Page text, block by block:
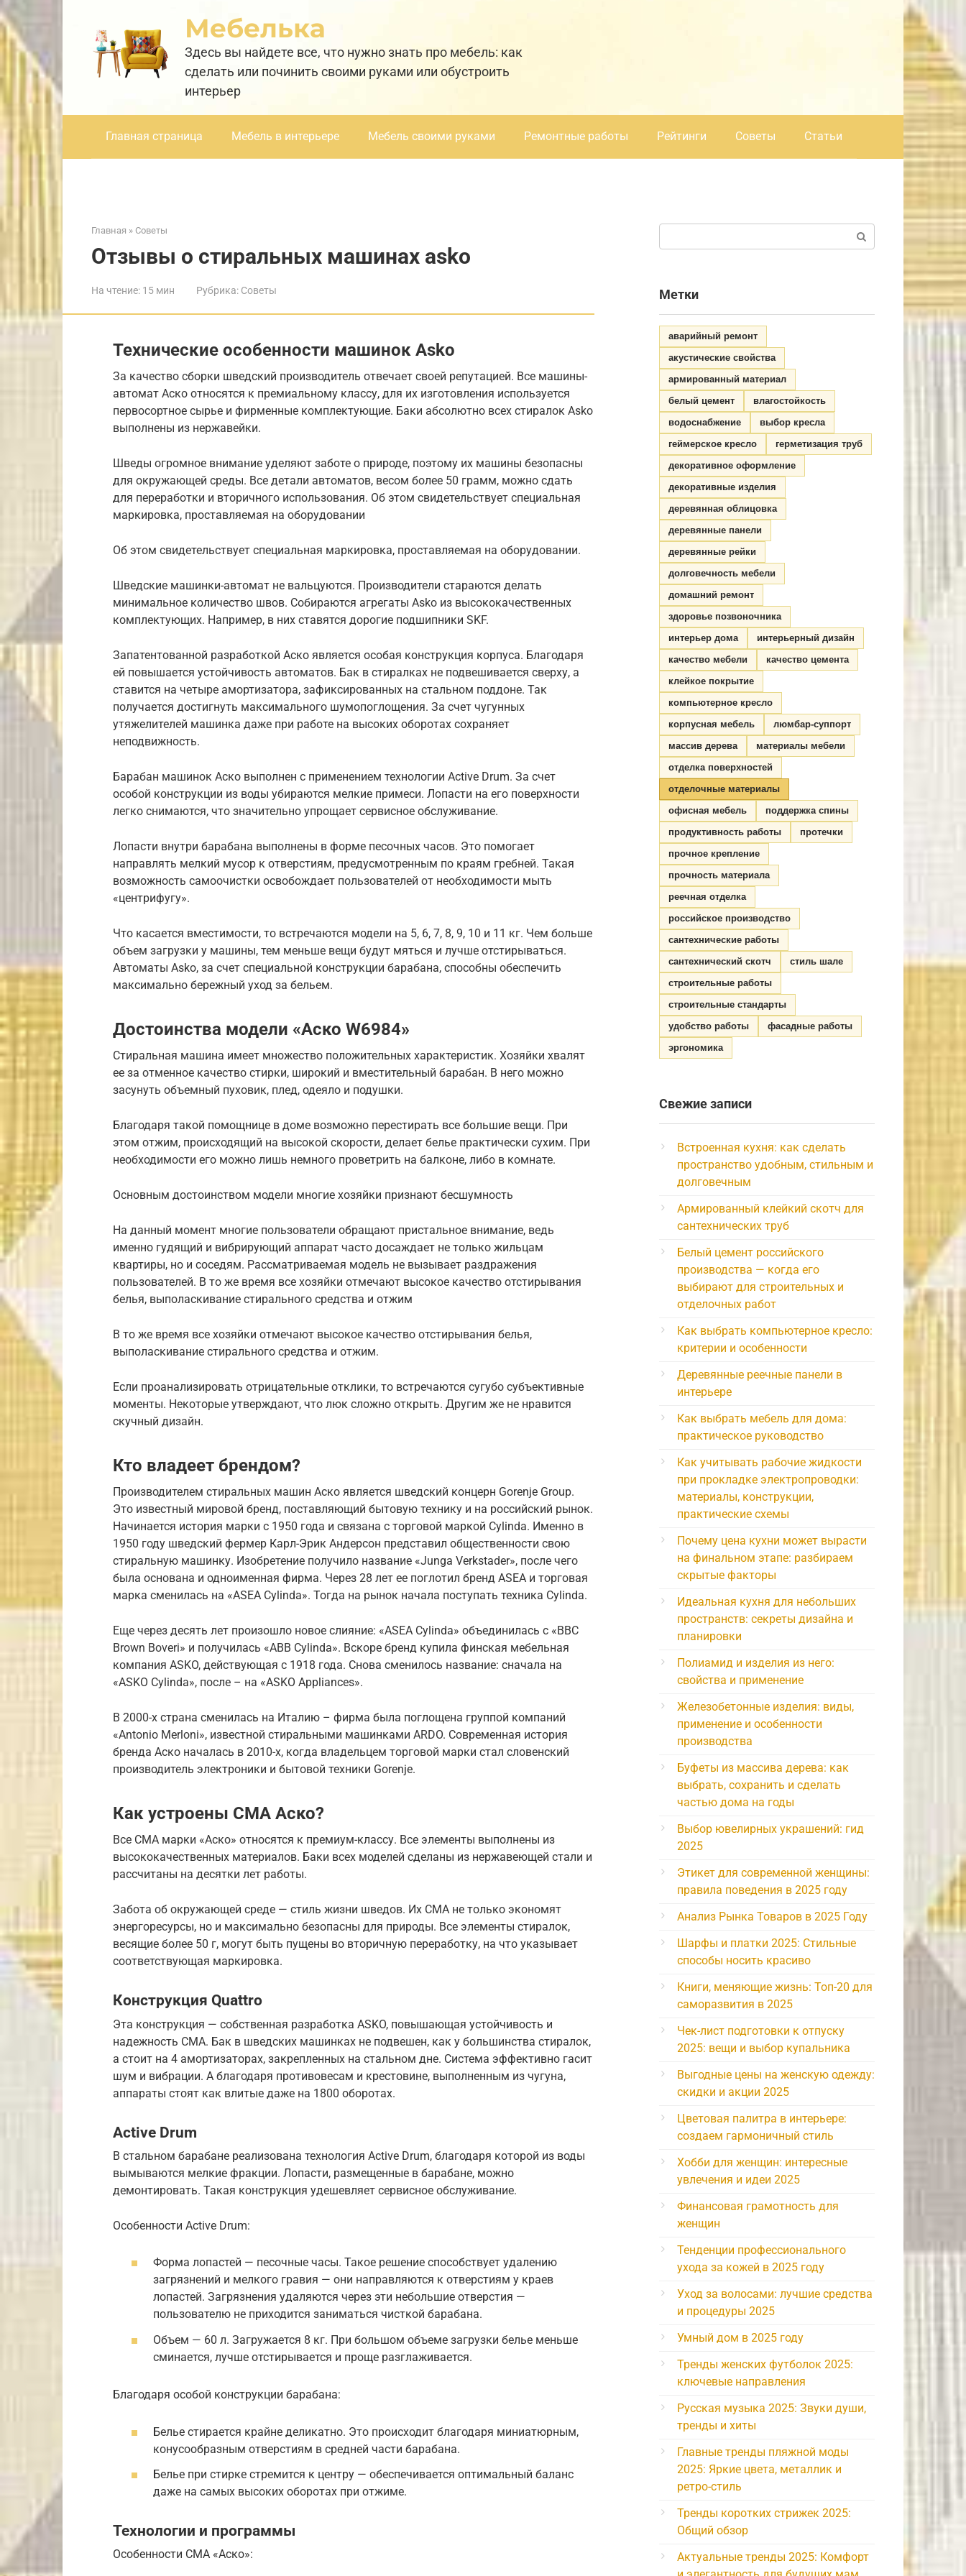
Перейти
к
контенту
Мебелька
Здесь вы найдете все, что нужно знать про мебель: как
сделать или починить своими руками или обустроить
интерьер
Главная страница Мебель в интерьере Мебель своими руками Ремонтные работы Рейтинги Советы Статьи
Главная » Советы
Отзывы о стиральных машинах asko
На чтение: 15 мин Рубрика: Советы
Технические особенности машинок Asko
За качество сборки шведский производитель отвечает своей репутацией. Все машины-
автомат Аско относятся к премиальному классу, для их изготовления используется
первосортное сырье и фирменные комплектующие. Баки абсолютно всех стиралок Asko
выполнены из нержавейки.
Шведы огромное внимание уделяют заботе о природе, поэтому их машины безопасны
для окружающей среды. Все детали автоматов, весом более 50 грамм, можно сдать
для переработки и вторичного использования. Об этом свидетельствует специальная
маркировка, проставляемая на оборудовании
Об этом свидетельствует специальная маркировка, проставляемая на оборудовании.
Шведские машинки-автомат не вальцуются. Производители стараются делать
минимальное количество швов. Собираются агрегаты Asko из высококачественных
комплектующих. Например, в них ставятся дорогие подшипники SKF.
Запатентованной разработкой Аско является особая конструкция корпуса. Благодаря
ей повышается устойчивость автоматов. Бак в стиралках не подвешивается сверху, а
ставится на четыре амортизатора, зафиксированных на стальном поддоне. Так
получается достигнуть максимального шумопоглощения. За счет чугунных
утяжелителей машинка даже при работе на высоких оборотах сохраняет
неподвижность.
Барабан машинок Аско выполнен с применением технологии Active Drum. За счет
особой конструкции из воды убираются мелкие примеси. Лопасти на его поверхности
легко снимаются, что значительно упрощает сервисное обслуживание.
Лопасти внутри барабана выполнены в форме песочных часов. Это помогает
направлять мелкий мусор к отверстиям, предусмотренным по краям гребней. Такая
возможность самоочистки освобождает пользователей от необходимости мыть
«центрифугу».
Что касается вместимости, то встречаются модели на 5, 6, 7, 8, 9, 10 и 11 кг. Чем больше
объем загрузки у машины, тем меньше вещи будут мяться и лучше отстирываться.
Автоматы Asko, за счет специальной конструкции барабана, способны обеспечить
максимально бережный уход за бельем.
Достоинства модели «Аско W6984»
Стиральная машина имеет множество положительных характеристик. Хозяйки хвалят
ее за отменное качество стирки, широкий и вместительный барабан. В него можно
засунуть объемный пуховик, плед, одеяло и подушки.
Благодаря такой помощнице в доме возможно перестирать все большие вещи. При
этом отжим, происходящий на высокой скорости, делает белье практически сухим. При
необходимости его можно лишь немного проветрить на балконе, либо в комнате.
Основным достоинством модели многие хозяйки признают бесшумность
На данный момент многие пользователи обращают пристальное внимание, ведь
именно гудящий и вибрирующий аппарат часто досаждает не только жильцам
квартиры, но и соседям. Рассматриваемая модель не вызывает раздражения
пользователей. В то же время все хозяйки отмечают высокое качество отстирывания
белья, выполаскивание стирального средства и отжим
В то же время все хозяйки отмечают высокое качество отстирывания белья,
выполаскивание стирального средства и отжим.
Если проанализировать отрицательные отклики, то встречаются сугубо субъективные
моменты. Некоторые утверждают, что люк сложно открыть. Другим же не нравится
скучный дизайн.
Кто владеет брендом?
Производителем стиральных машин Аско является шведский концерн Gorenje Group.
Это известный мировой бренд, поставляющий бытовую технику и на российский рынок.
Начинается история марки с 1950 года и связана с торговой маркой Cylinda. Именно в
1950 году шведский фермер Карл-Эрик Андерсон представил общественности свою
стиральную машинку. Изобретение получило название «Junga Verkstader», после чего
была основана и одноименная фирма. Через 28 лет ее поглотил бренд ASEA и торговая
марка сменилась на «ASEA Cylinda». Тогда на рынок начала поступать техника Cylinda.
Еще через десять лет произошло новое слияние: «ASEA Cylinda» объединилась с «BBC
Brown Boveri» и получилась «ABB Cylinda». Вскоре бренд купила финская мебельная
компания ASKO, действующая с 1918 года. Снова сменилось название: сначала на
«ASKO Cylinda», после – на «ASKO Appliances».
В 2000-х страна сменилась на Италию – фирма была поглощена группой компаний
«Antonio Merloni», известной стиральными машинками ARDO. Современная история
бренда Аско началась в 2010-х, когда владельцем торговой марки стал словенский
производитель электроники и бытовой техники Gorenje.
Как устроены СМА Аско?
Все СМА марки «Аско» относятся к премиум-классу. Все элементы выполнены из
высококачественных материалов. Баки всех моделей сделаны из нержавеющей стали и
рассчитаны на десятки лет работы.
Забота об окружающей среде — стиль жизни шведов. Их СМА не только экономят
энергоресурсы, но и максимально безопасны для природы. Все элементы стиралок,
весящие более 50 г, могут быть пущены во вторичную переработку, на что указывает
соответствующая маркировка.
Конструкция Quattro
Эта конструкция — собственная разработка ASKO, повышающая устойчивость и
надежность СМА. Бак в шведских машинках не подвешен, как у большинства стиралок,
а стоит на 4 амортизаторах, закрепленных на стальном дне. Система эффективно гасит
шум и вибрации. А благодаря противовесам и крестовине, выполненным из чугуна,
аппараты стоят как влитые даже на 1800 оборотах.
Active Drum
В стальном барабане реализована технология Active Drum, благодаря которой из воды
вымываются мелкие фракции. Лопасти, размещенные в барабане, можно
демонтировать. Такая конструкция удешевляет сервисное обслуживание.
Особенности Active Drum:
Форма лопастей — песочные часы. Такое решение способствует удалению
загрязнений и мелкого гравия — они направляются к отверстиям у краев
лопастей. Загрязнения удаляются через эти небольшие отверстия —
пользователю не приходится заниматься чисткой барабана.
Объем — 60 л. Загружается 8 кг. При большом объеме загрузки белье меньше
сминается, лучше отстирывается и проще разглаживается.
Благодаря особой конструкции барабана:
Белье стирается крайне деликатно. Это происходит благодаря миниатюрным,
конусообразным отверстиям в средней части барабана.
Белье при стирке стремится к центру — обеспечивается оптимальный баланс
даже на самых высоких оборотах при отжиме.
Технологии и программы
Особенности СМА «Аско»:
Метки
аварийный ремонт
акустические свойства
армированный материал
белый цемент
влагостойкость
водоснабжение
выбор кресла
геймерское кресло
герметизация труб
декоративное оформление
декоративные изделия
деревянная облицовка
деревянные панели
деревянные рейки
долговечность мебели
домашний ремонт
здоровье позвоночника
интерьер дома
интерьерный дизайн
качество мебели
качество цемента
клейкое покрытие
компьютерное кресло
корпусная мебель
люмбар-суппорт
массив дерева
материалы мебели
отделка поверхностей
отделочные материалы
офисная мебель
поддержка спины
продуктивность работы
протечки
прочное крепление
прочность материала
реечная отделка
российское производство
сантехнические работы
сантехнический скотч
стиль шале
строительные работы
строительные стандарты
удобство работы
фасадные работы
эргономика
Свежие записи
Встроенная кухня: как сделать
пространство удобным, стильным и
долговечным
Армированный клейкий скотч для
сантехнических труб
Белый цемент российского
производства — когда его
выбирают для строительных и
отделочных работ
Как выбрать компьютерное кресло:
критерии и особенности
Деревянные реечные панели в
интерьере
Как выбрать мебель для дома:
практическое руководство
Как учитывать рабочие жидкости
при прокладке электропроводки:
материалы, конструкции,
практические схемы
Почему цена кухни может вырасти
на финальном этапе: разбираем
скрытые факторы
Идеальная кухня для небольших
пространств: секреты дизайна и
планировки
Полиамид и изделия из него:
свойства и применение
Железобетонные изделия: виды,
применение и особенности
производства
Буфеты из массива дерева: как
выбрать, сохранить и сделать
частью дома на годы
Выбор ювелирных украшений: гид
2025
Этикет для современной женщины:
правила поведения в 2025 году
Анализ Рынка Товаров в 2025 Году
Шарфы и платки 2025: Стильные
способы носить красиво
Книги, меняющие жизнь: Топ-20 для
саморазвития в 2025
Чек-лист подготовки к отпуску
2025: вещи и выбор купальника
Выгодные цены на женскую одежду:
скидки и акции 2025
Цветовая палитра в интерьере:
создаем гармоничный стиль
Хобби для женщин: интересные
увлечения и идеи 2025
Финансовая грамотность для
женщин
Тенденции профессионального
ухода за кожей в 2025 году
Уход за волосами: лучшие средства
и процедуры 2025
Умный дом в 2025 году
Тренды женских футболок 2025:
ключевые направления
Русская музыка 2025: Звуки души,
тренды и хиты
Главные тренды пляжной моды
2025: Яркие цвета, металлик и
ретро-стиль
Тренды коротких стрижек 2025:
Общий обзор
Актуальные тренды 2025: Комфорт